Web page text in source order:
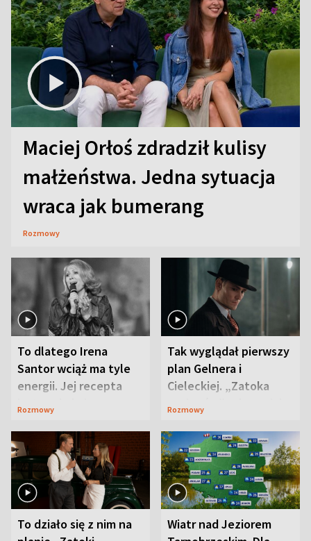
Maciej Orłoś zdradził kulisy
małżeństwa. Jedna sytuacja
wraca jak bumerang
Rozmowy
To dlatego Irena
Santor wciąż ma tyle
energii. Jej recepta
jest zaskakująco
Rozmowy
Tak wyglądał pierwszy
plan Gelnera i
Cieleckiej. „Zatoka
szpiegów” od razu ich
Rozmowy
To działo się z nim na
Wiatr nad Jeziorem